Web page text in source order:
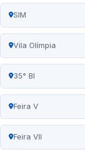
SIM
Vila Olímpia
35° BI
Feira V
Feira VII